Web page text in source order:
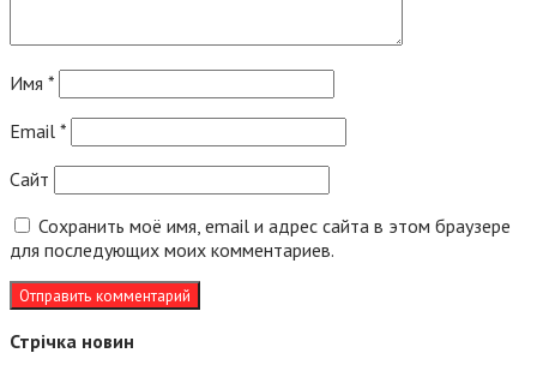
Имя *
Email *
Сайт
Сохранить моё имя, email и адрес сайта в этом браузере
для последующих моих комментариев.
Стрічка новин